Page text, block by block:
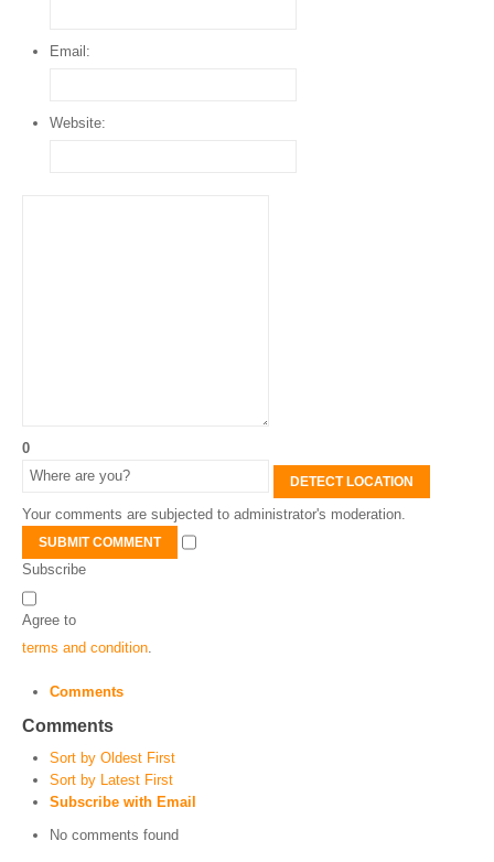
Email:
Website:
0
DETECT LOCATION
Your comments are subjected to administrator's moderation.
SUBMIT COMMENT
Subscribe
Agree to
terms and condition
Comments
Comments
Sort by Oldest First
Sort by Latest First
Subscribe with Email
No comments found